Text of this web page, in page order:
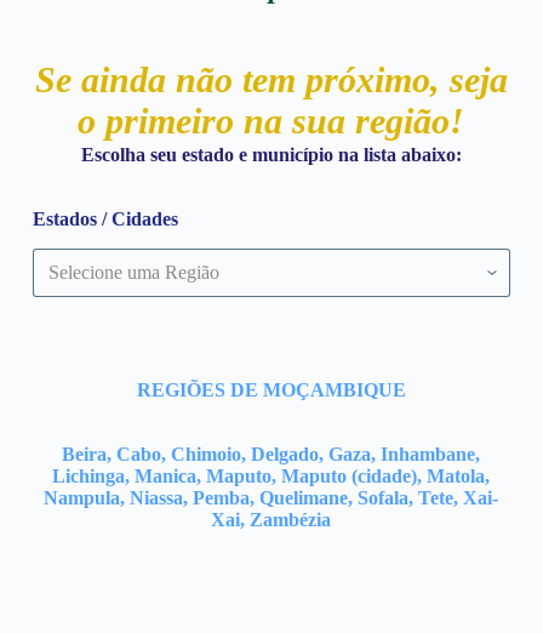
Se ainda não tem próximo, seja
o primeiro na sua região!
Escolha seu estado e município na lista abaixo:
Estados / Cidades
REGIÕES DE MOÇAMBIQUE
Beira, Cabo, Chimoio, Delgado, Gaza, Inhambane,
Lichinga, Manica, Maputo, Maputo (cidade), Matola,
Nampula, Niassa, Pemba, Quelimane, Sofala, Tete, Xai-
Xai, Zambézia